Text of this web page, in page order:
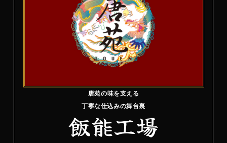
唐苑の味を支える
丁寧な仕込みの舞台裏
飯能工場